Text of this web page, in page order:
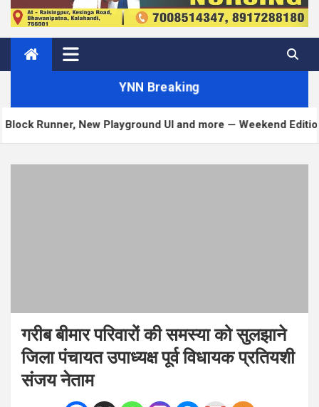
YNN Breaking
New Playground UI and more — Weekend Edition 372
गरीब बीमार परिवारों की समस्या को सुलझाने
जिला पंचायत उपाध्यक्ष पूर्व विधायक प्रतियशी
संजय नेताम